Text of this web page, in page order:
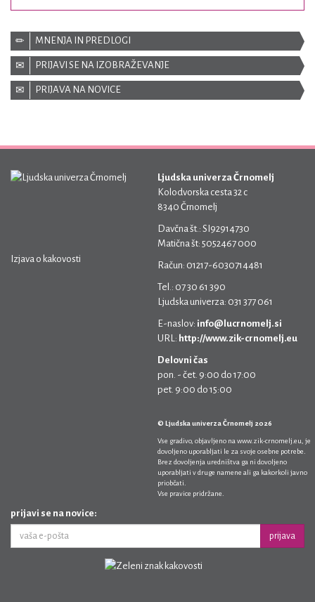
MNENJA IN PREDLOGI
PRIJAVI SE NA IZOBRAŽEVANJE
PRIJAVA NA NOVICE
Izjava o kakovosti
Ljudska univerza Črnomelj
Kolodvorska cesta 32 c
8340 Črnomelj
Davčna št.: SI92914730
Matična št: 5052467 000
Račun: 01217-6030714481
Tel.: 07 30 61 390
Ljudska univerza: 031 377 061
E-naslov: info@lucrnomelj.si
URL: http://www.zik-crnomelj.eu
Delovni čas
pon. - čet. 9:00 do 17:00
pet. 9:00 do 15:00
© Ljudska univerza Črnomelj 2026
Vse gradivo, objavljeno na www.zik-crnomelj.eu , je
dovoljeno uporabljati le za svoje osebne potrebe.
Brez dovoljenja uredništva ga ni dovoljeno
uporabljati v druge namene ali ga kakorkoli javno
priobčati.
Vse pravice pridržane.
prijavi se na novice:
prijava